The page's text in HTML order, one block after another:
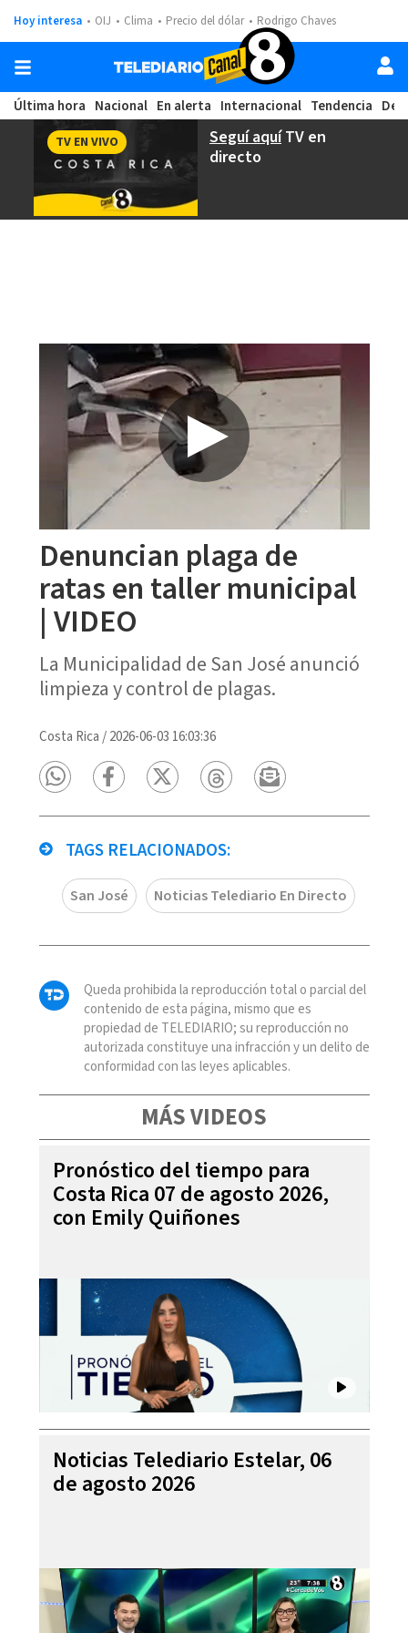
Hoy interesa OIJ Clima Precio del dólar Rodrigo Chaves
Última hora Nacional En alerta Internacional Tendencia
Seguí aquíTV en
directo
TV EN VIVO
Denuncian plaga de
ratas en taller municipal
| VIDEO
La Municipalidad de San José anunció
limpieza y control de plagas.
Costa Rica /2026-06-03 16:03:36
TAGS RELACIONADOS:
San José Noticias Telediario En Directo
Queda prohibida la reproducción total o parcial del
contenido de esta página, mismo que es
propiedad de TELEDIARIO; su reproducción no
autorizada constituye una infracción y un delito de
conformidad con las leyes aplicables.
MÁS VIDEOS
Pronóstico del tiempo para
Costa Rica 07 de agosto 2026,
con Emily Quiñones
Noticias Telediario Estelar, 06
de agosto 2026